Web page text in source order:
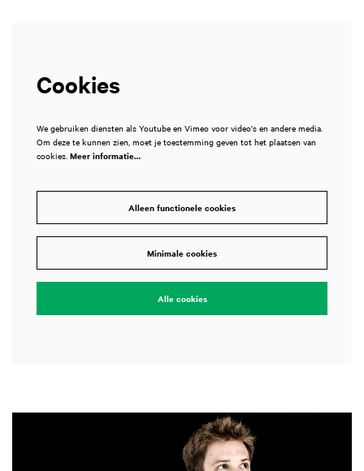
Cookies
We gebruiken diensten als Youtube en Vimeo voor video's en andere media.
Om deze te kunnen zien, moet je toestemming geven tot het plaatsen van
cookies. Meer informatie…
Alleen functionele cookies
Minimale cookies
Alle cookies